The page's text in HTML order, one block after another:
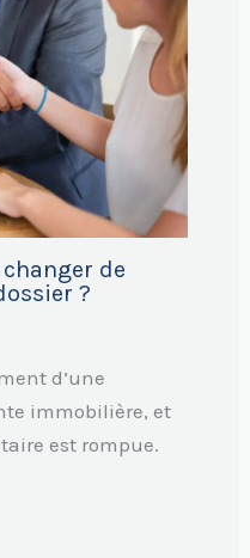
de
?
d’une
immobilière, et
est rompue.